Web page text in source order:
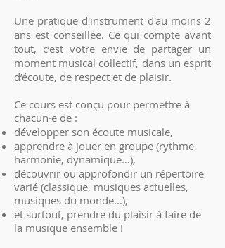
Une pratique d'instrument d'au moins 2
ans est conseillée. Ce qui compte avant
tout, c’est votre envie de partager un
moment musical collectif, dans un esprit
d’écoute, de respect et de plaisir.
Ce cours est conçu pour permettre à
chacun·e de :
développer son écoute musicale,
apprendre à jouer en groupe (rythme,
harmonie, dynamique…),
découvrir ou approfondir un répertoire
varié (classique, musiques actuelles,
musiques du monde...),
et surtout, prendre du plaisir à faire de
la musique ensemble !